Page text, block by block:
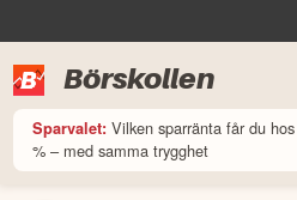
Börskollen
Sparvalet: Vilken sparränta får du
% – med samma trygghet